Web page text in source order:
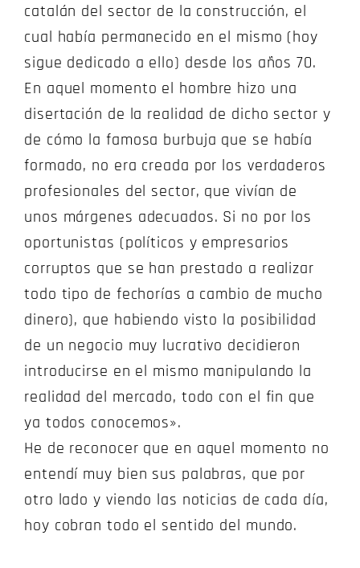
catalán del sector de la construcción, el
cual había permanecido en el mismo (hoy
sigue dedicado a ello) desde los años 70.
En aquel momento el hombre hizo una
disertación de la realidad de dicho sector y
de cómo la famosa burbuja que se había
formado, no era creada por los verdaderos
profesionales del sector, que vivían de
unos márgenes adecuados. Si no por los
oportunistas (políticos y empresarios
corruptos que se han prestado a realizar
todo tipo de fechorías a cambio de mucho
dinero), que habiendo visto la posibilidad
de un negocio muy lucrativo decidieron
introducirse en el mismo manipulando la
realidad del mercado, todo con el fin que
ya todos conocemos».
He de reconocer que en aquel momento no
entendí muy bien sus palabras, que por
otro lado y viendo las noticias de cada día,
hoy cobran todo el sentido del mundo.